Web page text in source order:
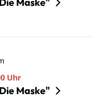
Uhr
Maske"